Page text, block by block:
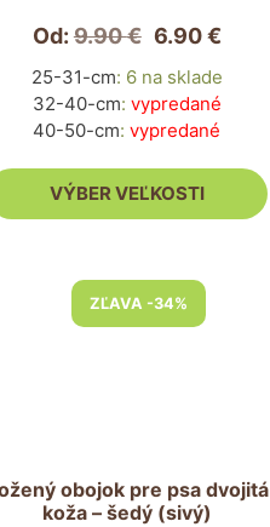
Od:9.90€ 6.90€
25-31-cm: 6 na sklade
32-40-cm: vypredané
40-50-cm:vypredané
VÝBER VEĽKOSTI
ZĽAVA -34%
obojok pre psa dvojitá
koža – šedý (sivý)